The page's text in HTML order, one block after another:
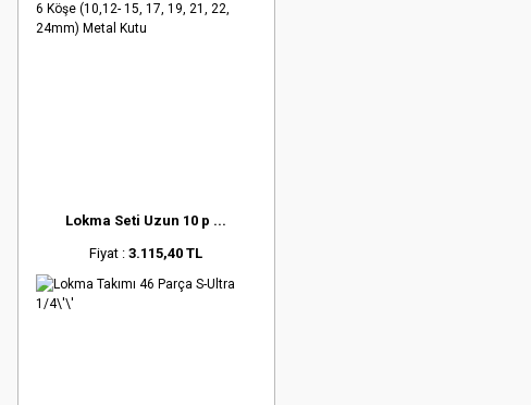
Lokma Seti Uzun 10 p ...
Fiyat :3.115,40 TL